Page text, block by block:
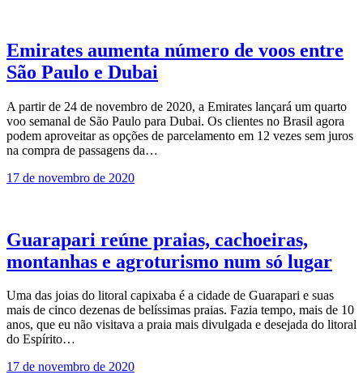
Emirates aumenta número de voos entre
São Paulo e Dubai
A partir de 24 de novembro de 2020, a Emirates lançará um quarto
voo semanal de São Paulo para Dubai. Os clientes no Brasil agora
podem aproveitar as opções de parcelamento em 12 vezes sem juros
na compra de passagens da…
17 de novembro de 2020
Guarapari reúne praias, cachoeiras,
montanhas e agroturismo num só lugar
Uma das joias do litoral capixaba é a cidade de Guarapari e suas
mais de cinco dezenas de belíssimas praias. Fazia tempo, mais de 10
anos, que eu não visitava a praia mais divulgada e desejada do litoral
do Espírito…
17 de novembro de 2020